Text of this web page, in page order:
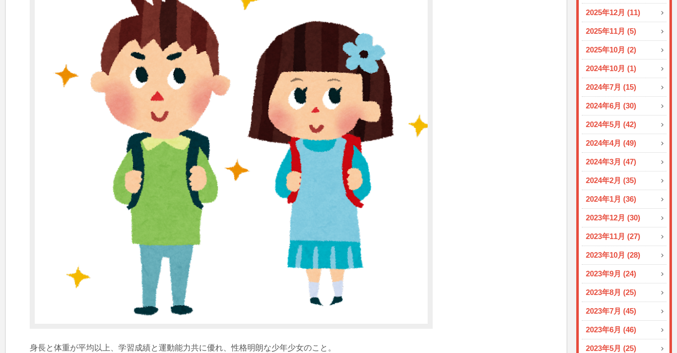
2025年12月 (11)
2025年11月 (5)
2025年10月 (2)
2024年10月 (1)
2024年7月 (15)
2024年6月 (30)
2024年5月 (42)
2024年4月 (49)
2024年3月 (47)
2024年2月 (35)
2024年1月 (36)
2023年12月 (30)
2023年11月 (27)
2023年10月 (28)
2023年9月 (24)
2023年8月 (25)
2023年7月 (45)
2023年6月 (46)
2023年5月 (25)
身長と体重が平均以上、学習成績と運動能力共に優れ、性格明朗な少年少女のこと。